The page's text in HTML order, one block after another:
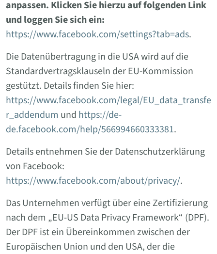
anpassen. Klicken Sie hierzu auf folgenden Link
und loggen Sie sich ein:
https://www.facebook.com/settings?tab=ads.
Die Datenübertragung in die USA wird auf die
Standardvertragsklauseln der EU-Kommission
gestützt. Details finden Sie hier:
https://www.facebook.com/legal/EU_data_transfe
r_addendum und https://de-
de.facebook.com/help/566994660333381.
Details entnehmen Sie der Datenschutzerklärung
von Facebook:
https://www.facebook.com/about/privacy/.
Das Unternehmen verfügt über eine Zertifizierung
nach dem „EU-US Data Privacy Framework“ (DPF).
Der DPF ist ein Übereinkommen zwischen der
Europäischen Union und den USA, der die